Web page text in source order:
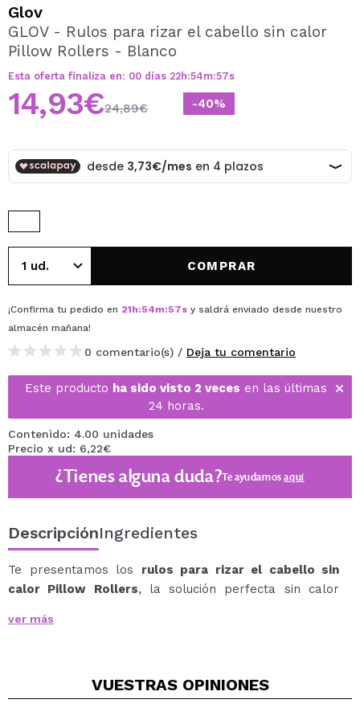
Al crear una cuenta en Maquillalia.com podrás realizar
tus compras rápidamente, revisar el estado de tus
Glov
GLOV - Rulos para rizar el cabello sin calor
Pillow Rollers - Blanco
Esta oferta finaliza en: 00 días 22h:54m:57s
-40%
14,93€24,89€
COMPRAR
¡Confirma tu pedido en 21h:54m:57s y saldrá enviado desde nuestro
almacén mañana!
0 comentario(s) / Deja tu comentario
Este producto ha sido visto 2 veces en las últimas
24 horas.
Contenido: 4.00 unidades
Precio x ud: 6,22€
¿Tienes alguna duda?Te ayudamosaquí
DescripciónIngredientes
Te presentamos los rulos para rizar el cabello sin
calor Pillow Rollers, la solución perfecta sin calor
Estos innovadores rulos están fabricados con un lujoso
Diseñados con espuma elástica con memoria, estos
ver más
VUESTRAS OPINIONES